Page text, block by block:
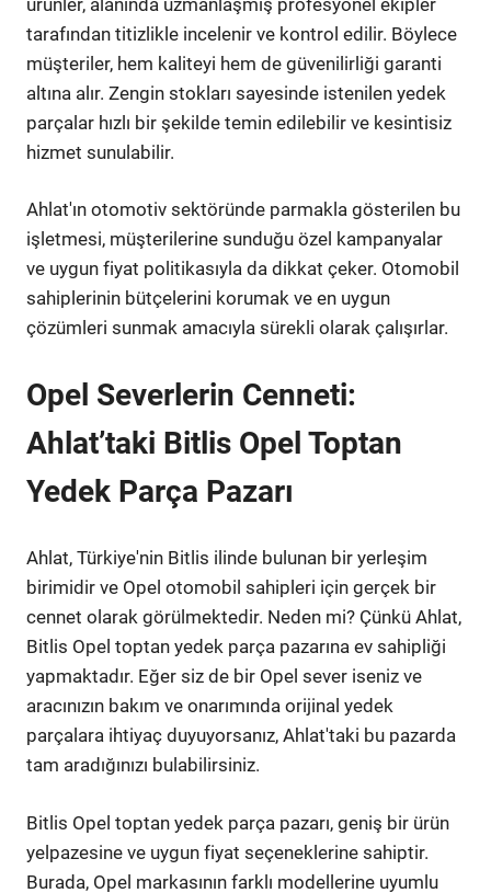
tarafından titizlikle incelenir ve kontrol edilir. Böylece
müşteriler, hem kaliteyi hem de güvenilirliği garanti
altına alır. Zengin stokları sayesinde istenilen yedek
parçalar hızlı bir şekilde temin edilebilir ve kesintisiz
hizmet sunulabilir.
Ahlat'ın otomotiv sektöründe parmakla gösterilen bu
işletmesi, müşterilerine sunduğu özel kampanyalar
ve uygun fiyat politikasıyla da dikkat çeker. Otomobil
sahiplerinin bütçelerini korumak ve en uygun
çözümleri sunmak amacıyla sürekli olarak çalışırlar.
Opel Severlerin Cenneti:
Ahlat’taki Bitlis Opel Toptan
Yedek Parça Pazarı
Ahlat, Türkiye'nin Bitlis ilinde bulunan bir yerleşim
birimidir ve Opel otomobil sahipleri için gerçek bir
cennet olarak görülmektedir. Neden mi? Çünkü Ahlat,
Bitlis Opel toptan yedek parça pazarına ev sahipliği
yapmaktadır. Eğer siz de bir Opel sever iseniz ve
aracınızın bakım ve onarımında orijinal yedek
parçalara ihtiyaç duyuyorsanız, Ahlat'taki bu pazarda
tam aradığınızı bulabilirsiniz.
Bitlis Opel toptan yedek parça pazarı, geniş bir ürün
yelpazesine ve uygun fiyat seçeneklerine sahiptir.
Burada, Opel markasının farklı modellerine uyumlu